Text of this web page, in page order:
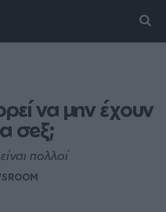
να μην έχουν
σeξ;
πολλοί